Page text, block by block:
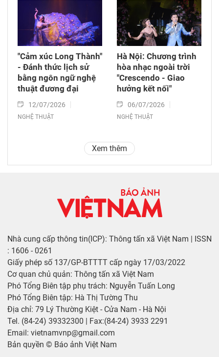
"Cảm xúc Long Thành"
- Đánh thức lịch sử
bằng ngôn ngữ nghệ
thuật đương đại
12/07/2026
NGHỆ THUẬT
Hà Nội: Chương trình
hòa nhạc ngoài trời
"Crescendo - Giao
hưởng kết nối"
06/07/2026
NGHỆ THUẬT
Xem thêm
Nhà cung cấp thông tin(ICP): Thông tấn xã Việt Nam | ISSN
: 1606 - 0261
Giấy phép số 137/GP-BTTTT cấp ngày 17/03/2022
Cơ quan chủ quản: Thông tấn xã Việt Nam
Phó Tổng Biên tập phụ trách: Nguyễn Tuấn Long
Phó Tổng Biên tập: Hà Thị Tường Thu
Địa chỉ: 79 Lý Thường Kiệt - Cửa Nam - Hà Nội
Tel. (84-24) 39332300 | Fax:(84-24) 3933 2291
Email: vietnamvnp@gmail.com
Bản quyền © Báo ảnh Việt Nam